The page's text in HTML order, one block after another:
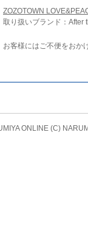
ZOZOTOWN
取り扱いブランド：After
お客様にはご不便をおか